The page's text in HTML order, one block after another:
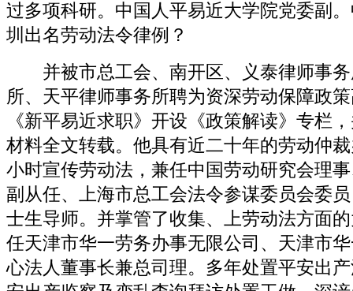
过多项科研。中国人平易近大学院党委副
圳出名劳动法令律例？
并被市总工会、南开区、义泰律师事务
所、天平律师事务所聘为资深劳动保障政
《新平易近求职》开设《政策解读》专栏
材料全文转载。他具有近二十年的劳动仲
小时宣传劳动法，兼任中国劳动研究会理
副从任、上海市总工会法令参谋委员会委
士生导师。并掌管了收集、上劳动法方面
任天津市华一劳务办事无限公司、天津市
心法人董事长兼总司理。多年处置平安出